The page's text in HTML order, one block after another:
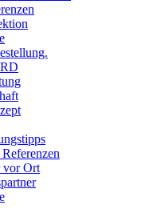
vor Ort